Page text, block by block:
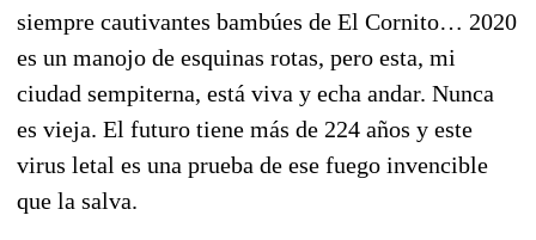
siempre cautivantes bambúes de El Cornito… 2020
es un manojo de esquinas rotas, pero esta, mi
ciudad sempiterna, está viva y echa andar. Nunca
es vieja. El futuro tiene más de 224 años y este
virus letal es una prueba de ese fuego invencible
que la salva.